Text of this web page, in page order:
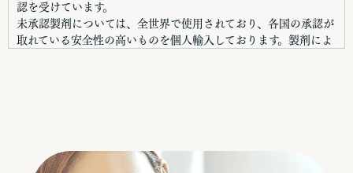
認を受けています。
未承認製剤については、全世界で使用されており、各国の承認が
取れている安全性の高いものを個人輸入しております。製剤によ
■施術時間
約30分〜1時間程度